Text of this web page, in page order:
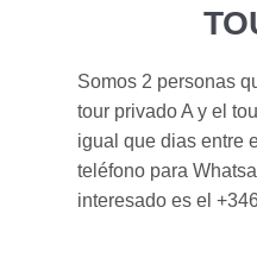
Somos 2 personas
tour privado A y el
igual que dias entre
teléfono para
interesado es el